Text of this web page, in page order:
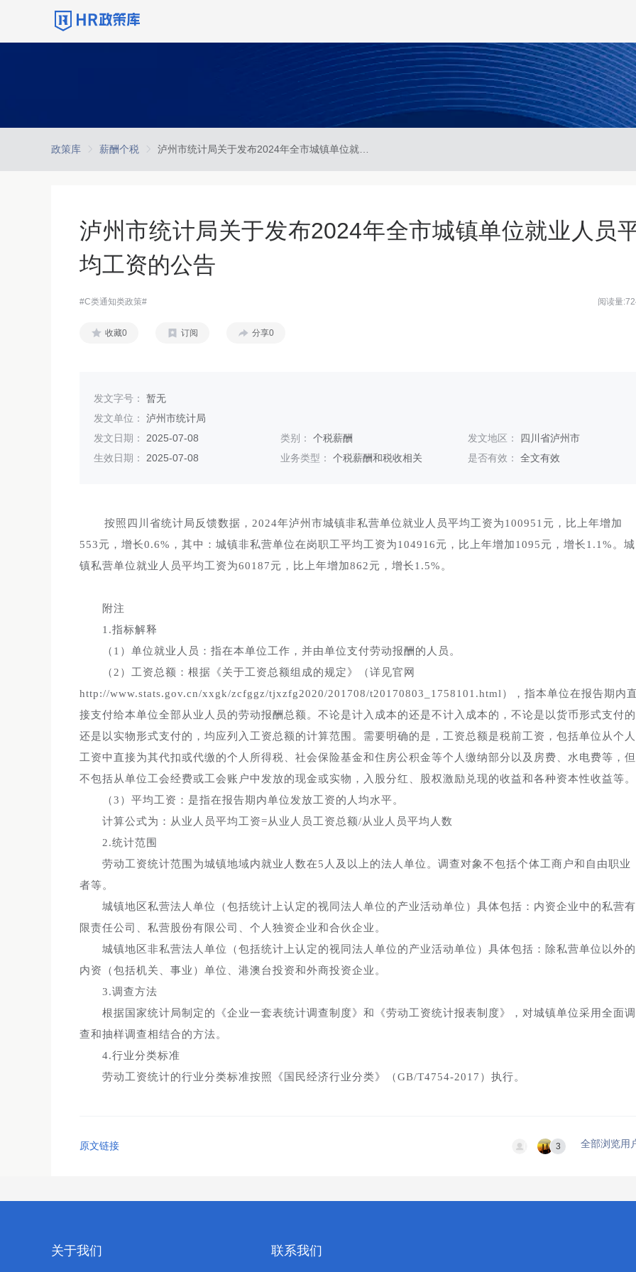
政策库 薪酬个税
泸州市统计局关于发布2024年全市城镇单位就业人员
均工资的公告
#C类通知类政策# 阅读量
收藏0 订阅 分享0
发文字号： 暂无
发文单位： 泸州市统计局
发文日期： 2025-07-08 类别：个税薪酬 发文地区： 四川省泸州市
生效日期： 2025-07-08 业务类型：个税薪酬和税收相关 是否有效： 全文有效
按照四川省统计局反馈数据，2024年泸州市城镇非私营单位就业人员平均工资为100951元，比上年增加
553元，增长0.6%，其中：城镇非私营单位在岗职工平均工资为104916元，比上年增加1095元，增长1.1%。城
镇私营单位就业人员平均工资为60187元，比上年增加862元，增长1.5%。
附注
1.指标解释
（1）单位就业人员：指在本单位工作，并由单位支付劳动报酬的人员。
（2）工资总额：根据《关于工资总额组成的规定》（详见官网
http://www.stats.gov.cn/xxgk/zcfggz/tjxzfg2020/201708/t20170803_1758101.html），指本单位在报告期内
接支付给本单位全部从业人员的劳动报酬总额。不论是计入成本的还是不计入成本的，不论是以货币形式支付的
还是以实物形式支付的，均应列入工资总额的计算范围。需要明确的是，工资总额是税前工资，包括单位从个人
工资中直接为其代扣或代缴的个人所得税、社会保险基金和住房公积金等个人缴纳部分以及房费、水电费等，但
不包括从单位工会经费或工会账户中发放的现金或实物，入股分红、股权激励兑现的收益和各种资本性收益等。
（3）平均工资：是指在报告期内单位发放工资的人均水平。
计算公式为：从业人员平均工资=从业人员工资总额/从业人员平均人数
2.统计范围
劳动工资统计范围为城镇地域内就业人数在5人及以上的法人单位。调查对象不包括个体工商户和自由职业
者等。
城镇地区私营法人单位（包括统计上认定的视同法人单位的产业活动单位）具体包括：内资企业中的私营有
限责任公司、私营股份有限公司、个人独资企业和合伙企业。
城镇地区非私营法人单位（包括统计上认定的视同法人单位的产业活动单位）具体包括：除私营单位以外的
内资（包括机关、事业）单位、港澳台投资和外商投资企业。
3.调查方法
根据国家统计局制定的《企业一套表统计调查制度》和《劳动工资统计报表制度》，对城镇单位采用全面调
查和抽样调查相结合的方法。
4.行业分类标准
劳动工资统计的行业分类标准按照《国民经济行业分类》（GB/T4754-2017）执行。
原文链接 3 全部浏览用
关于我们 联系我们